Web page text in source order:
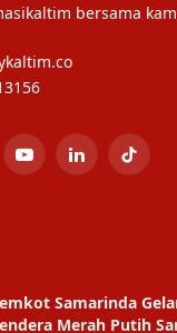
bersama
YouTubeLinkedInTikTok
Samarinda
Merah Putih